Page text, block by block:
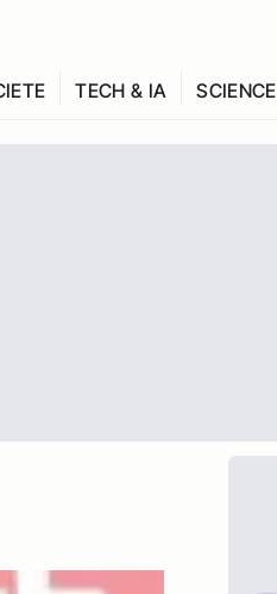
TECH & IA SCIENCE